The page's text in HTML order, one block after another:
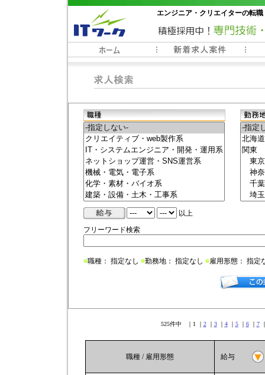
エンジニア・クリエイターの転
常時3000件以上の求人情報掲載中
以上
フリーワード検索
■職種： 指定なし ■勤務地： 指定なし ■雇用形態： 指定
525件中 ｜1 ｜ 2｜ 3｜ 4｜ 5｜ 6｜ 7
職種 / 雇用形態 給与